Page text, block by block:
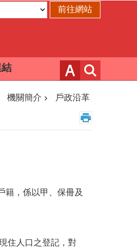
機關簡介 戶政沿革
，係以甲、保冊及
住人口之登記，對